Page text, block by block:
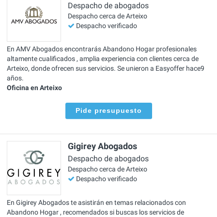
Despacho de abogados
Despacho cerca de Arteixo
Despacho verificado
En AMV Abogados encontrarás Abandono Hogar profesionales
altamente cualificados , amplia experiencia con clientes cerca de
Arteixo, donde ofrecen sus servicios. Se unieron a Easyoffer hace9
años.
Oficina en Arteixo
Pide presupuesto
Gigirey Abogados
Despacho de abogados
Despacho cerca de Arteixo
Despacho verificado
En Gigirey Abogados te asistirán en temas relacionados con
Abandono Hogar , recomendados si buscas los servicios de